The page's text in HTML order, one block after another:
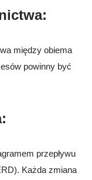
między obiema
powinny być
przepływu
Każda zmiana